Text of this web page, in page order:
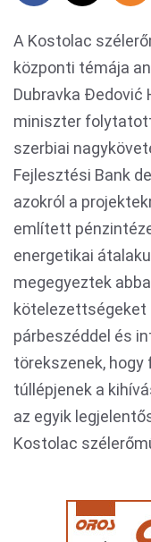
A Kostolac
központi témája
Dubravka Đedović
miniszter
szerbiai
Fejlesztési Bank
azokról a
említett
energetikai
megegyeztek
párbeszéddel és
törekszenek,
túllépjenek a
az egyik
Kostolac